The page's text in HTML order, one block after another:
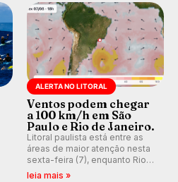
ALERTA NO LITORAL
Ventos podem chegar
a 100 km/h em São
Paulo e Rio de Janeiro.
Litoral paulista está entre as
áreas de maior atenção nesta
sexta-feira (7), enquanto Rio
de Janeiro também recebe
leia mais »